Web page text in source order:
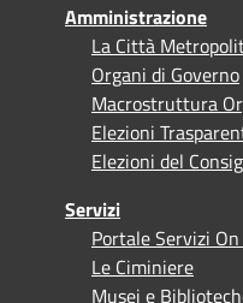
Amministrazione
La Città
Organi di Governo
Macrostruttura
Elezioni
Elezioni del
Servizi
Portale Servizi
Le Ciminiere
Musei e